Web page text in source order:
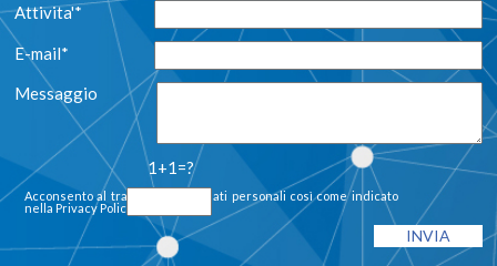
Attivita'*
E-mail*
Messaggio
1+1=?
Acconsento al trattamento dei dati personali così come indicato
nella Privacy Policy